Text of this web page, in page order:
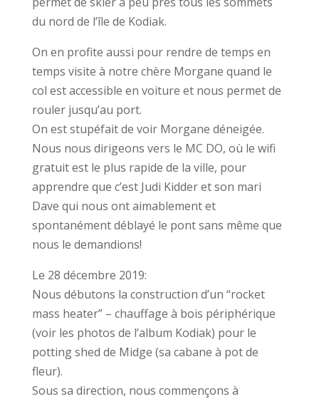
du nord de l’île de Kodiak.
On en profite aussi pour rendre de temps en
temps visite à notre chère Morgane quand le
col est accessible en voiture et nous permet de
rouler jusqu’au port.
On est stupéfait de voir Morgane déneigée.
Nous nous dirigeons vers le MC DO, où le wifi
gratuit est le plus rapide de la ville, pour
apprendre que c’est Judi Kidder et son mari
Dave qui nous ont aimablement et
spontanément déblayé le pont sans même que
nous le demandions!
Le 28 décembre 2019:
Nous débutons la construction d’un “rocket
mass heater” – chauffage à bois périphérique
(voir les photos de l’album Kodiak) pour le
potting shed de Midge (sa cabane à pot de
fleur).
Sous sa direction, nous commençons à